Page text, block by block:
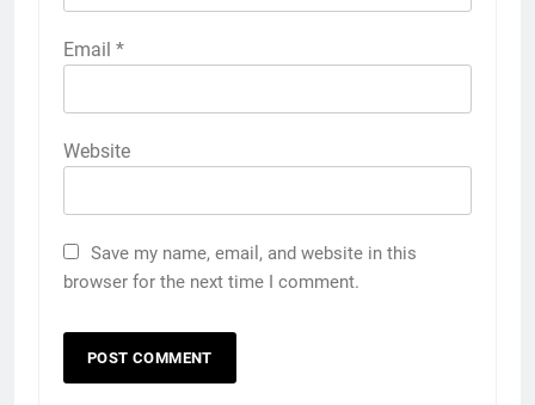
Email *
Website
Save my name, email, and website in this
browser for the next time I comment.